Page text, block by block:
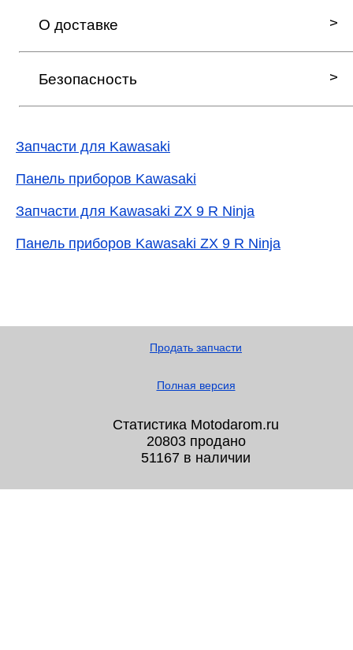
О доставке
Безопасность
Запчасти для Kawasaki
Панель приборов Kawasaki
Запчасти для Kawasaki ZX 9 R Ninja
Панель приборов Kawasaki ZX 9 R Ninja
Продать запчасти
Полная версия
Статистика Motodarom.ru
20803 продано
51167 в наличии